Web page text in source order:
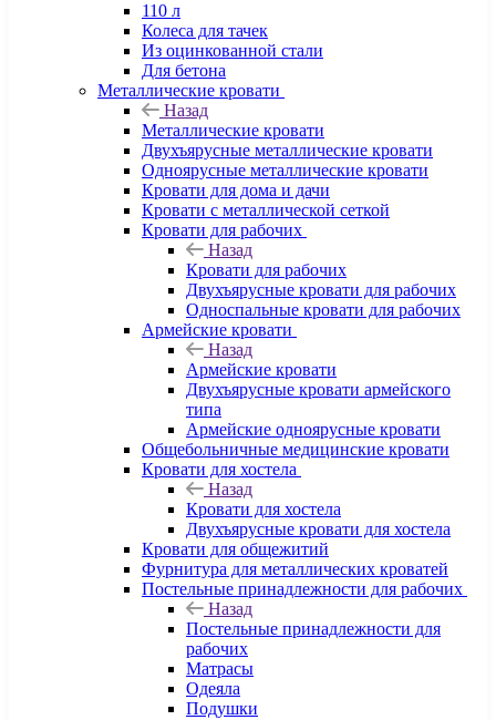
110 л
Колеса для тачек
Из оцинкованной стали
Для бетона
Металлические кровати
Назад
Металлические кровати
Двухъярусные металлические кровати
Одноярусные металлические кровати
Кровати для дома и дачи
Кровати с металлической сеткой
Кровати для рабочих
Назад
Кровати для рабочих
Двухъярусные кровати для рабочих
Односпальные кровати для рабочих
Армейские кровати
Назад
Армейские кровати
Двухъярусные кровати армейского
типа
Армейские одноярусные кровати
Общебольничные медицинские кровати
Кровати для хостела
Назад
Кровати для хостела
Двухъярусные кровати для хостела
Кровати для общежитий
Фурнитура для металлических кроватей
Постельные принадлежности для рабочих
Назад
Постельные принадлежности для
рабочих
Матрасы
Одеяла
Подушки